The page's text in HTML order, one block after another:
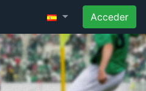
Acceder